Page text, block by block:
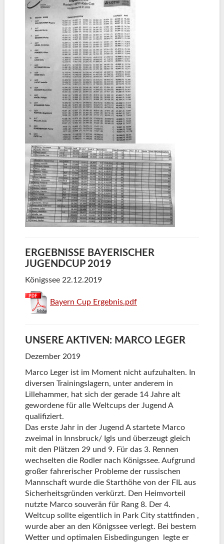
ERGEBNISSE BAYERISCHER
JUGENDCUP 2019
Königssee 22.12.2019
Bayern Cup Ergebnis.pdf
UNSERE AKTIVEN: MARCO LEGER
Dezember 2019
Marco Leger ist im Moment nicht aufzuhalten. In
diversen Trainingslagern, unter anderem in
Lillehammer, hat sich der gerade 14 Jahre alt
gewordene für alle Weltcups der Jugend A
qualifiziert.
Das erste Jahr in der Jugend A startete Marco
zweimal in Innsbruck/ Igls und überzeugt gleich
mit den Plätzen 29 und 9. Für das 3. Rennen
wechselten die Rodler nach Königssee. Aufgrund
großer fahrerischer Probleme der russischen
Mannschaft wurde die Starthöhe von der FIL aus
Sicherheitsgründen verkürzt. Den Heimvorteil
nutzte Marco souverän für Rang 8. Der 4.
Weltcup sollte eigentlich in Park City stattfinden ,
wurde aber an den Königssee verlegt. Bei bestem
Wetter und optimalen Eisbedingungen legte er